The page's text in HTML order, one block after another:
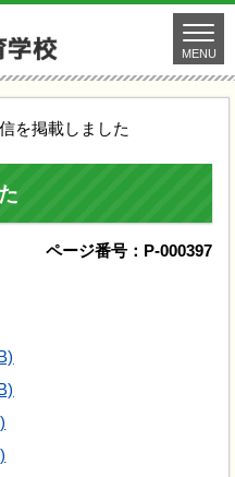
MENU
を掲載しました
ページ番号：P-000397